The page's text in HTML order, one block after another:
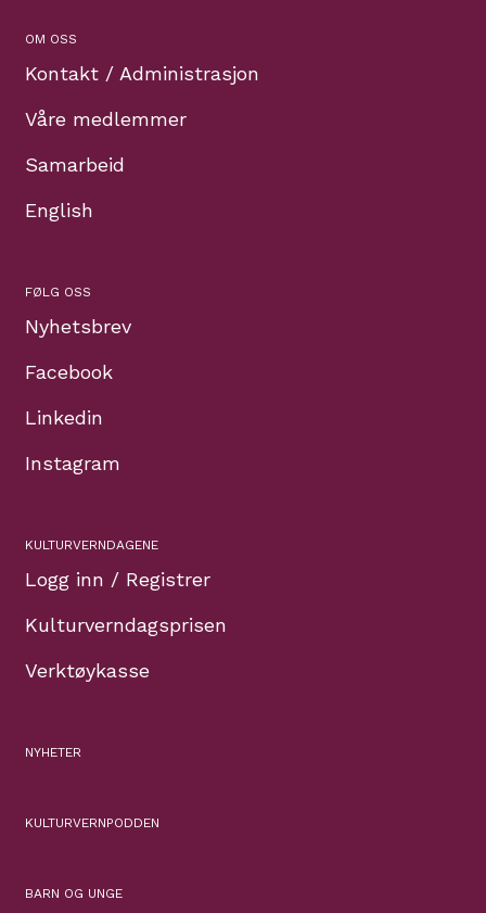
OM OSS
Kontakt / Administrasjon
Våre medlemmer
Samarbeid
English
FØLG OSS
Nyhetsbrev
Facebook
Linkedin
Instagram
KULTURVERNDAGENE
Logg inn / Registrer
Kulturverndagsprisen
Verktøykasse
NYHETER
KULTURVERNPODDEN
BARN OG UNGE